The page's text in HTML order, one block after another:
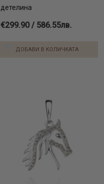
детелина
€299.90 / 586.55лв.
ДОБАВИ В КОЛИЧКАТА